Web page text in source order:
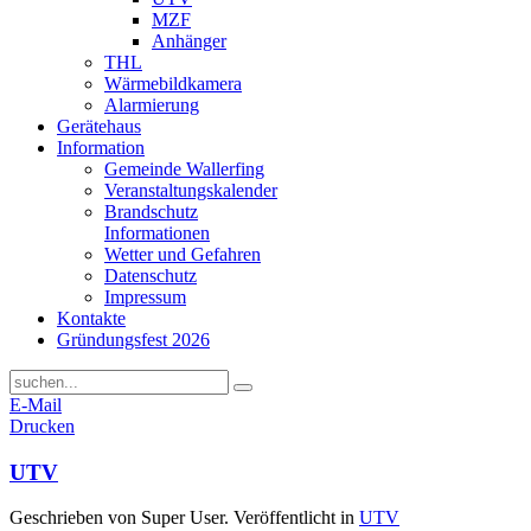
MZF
Anhänger
THL
Wärmebildkamera
Alarmierung
Gerätehaus
Information
Gemeinde Wallerfing
Veranstaltungskalender
Brandschutz
Informationen
Wetter und Gefahren
Datenschutz
Impressum
Kontakte
Gründungsfest 2026
E-Mail
Drucken
UTV
Geschrieben von Super User. Veröffentlicht in UTV